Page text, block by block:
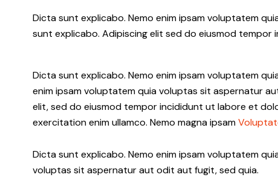
Dicta sunt explicabo. Nemo enim ipsam voluptatem
sunt explicabo. Adipiscing elit sed do eiusmod
Dicta sunt explicabo. Nemo enim ipsam voluptatem
enim ipsam voluptatem quia voluptas sit aspernatur
elit, sed do eiusmod tempor incididunt ut labore et
exercitation enim ullamco. Nemo magna ipsam
Dicta sunt explicabo. Nemo enim ipsam voluptatem
voluptas sit aspernatur aut odit aut fugit, sed quia.